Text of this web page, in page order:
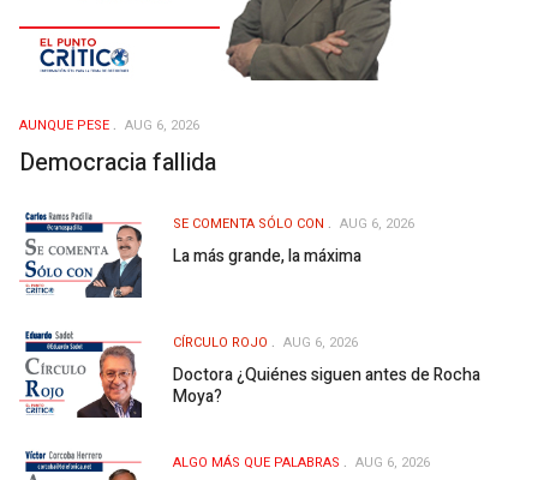
AUNQUE PESE AUG 6, 2026
Democracia fallida
SE COMENTA SÓLO CON AUG 6, 2026
La más grande, la máxima
CÍRCULO ROJO AUG 6, 2026
Doctora ¿Quiénes siguen antes de Rocha
Moya?
ALGO MÁS QUE PALABRAS AUG 6, 2026